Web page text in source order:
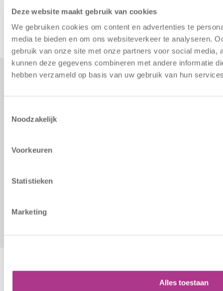
Deze website maakt gebruik van cookies
We gebruiken cookies om content en advertenties te
media te bieden en om ons websiteverkeer te analyseren.
gebruik van onze site met onze partners voor social media,
kunnen deze gegevens combineren met andere informatie
hebben verzameld op basis van uw gebruik van hun
Noodzakelijk
Voorkeuren
Statistieken
Marketing
Alles toestaan
aan…
Verkorte